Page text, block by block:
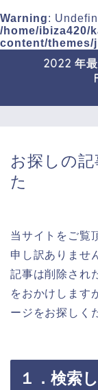
Warning:
/home/ibiza420/
content/themes/
2022 年
お探しの
た
当サイトをご覧
申し訳ありませ
記事は削除され
をおかけします
ージをお探しく
１．検索